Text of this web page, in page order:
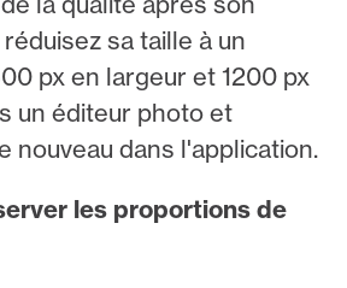
sa taille à un
px en largeur et 1200 px
un éditeur photo et
nouveau dans l'application.
les proportions de